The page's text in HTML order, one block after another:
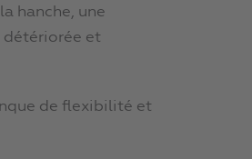
hanche, une
détériorée et
de flexibilité et